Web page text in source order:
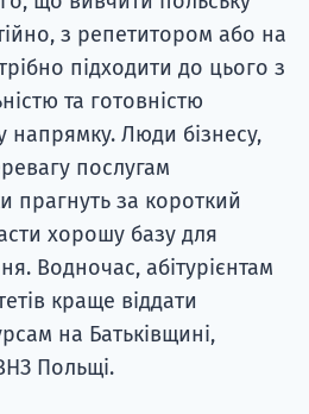
з репетитором або на
підходити до цього з
та готовністю
Люди бізнесу,
послугам
прагнуть за короткий
хорошу базу для
Водночас, абітурієнтам
краще віддати
на Батьківщині,
Польщі.